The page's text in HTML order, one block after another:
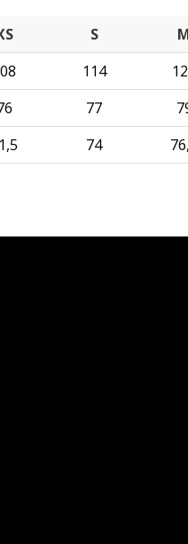
S
114
77
74